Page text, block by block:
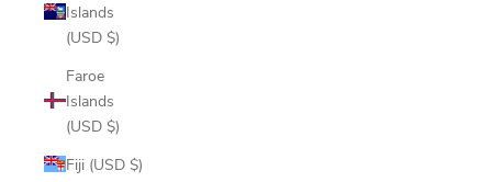
Islands
(USD $)
Faroe
Islands
(USD $)
Fiji (USD $)